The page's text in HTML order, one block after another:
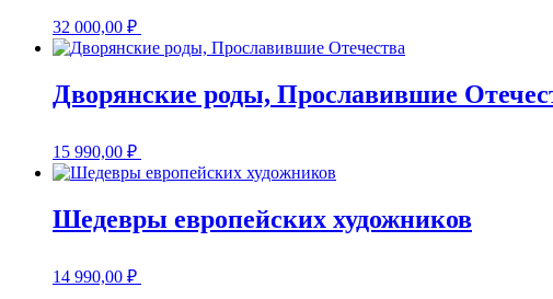
32 000,00 ₽
Дворянские роды, Прославившие
15 990,00 ₽
Шедевры европейских художников
14 990,00 ₽